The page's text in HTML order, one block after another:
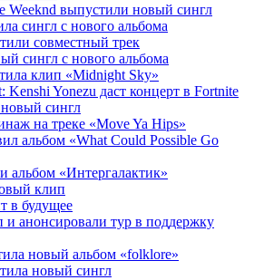
Weeknd выпустили новый сингл
сингл с нового альбома
совместный трек
сингл с нового альбома
клип «Midnight Sky»
Kenshi Yonezu даст концерт в Fortnite
сингл
на треке «Move Ya Hips»
альбом «What Could Possible Go
альбом «Интергалактик»
клип
в будущее
анонсировали тур в поддержку
новый альбом «folklore»
новый сингл